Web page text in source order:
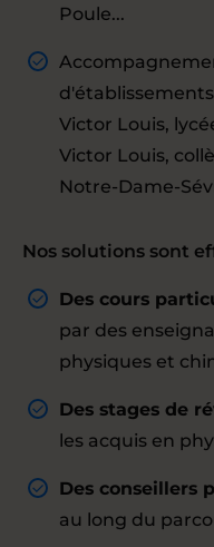
Poule...
Victor Louis,
Victor Louis,
Notre-Dame-
Nos solutions sont
Des cours
par des
physiques et
Des stages de
les acquis en
Des conseillers
au long du